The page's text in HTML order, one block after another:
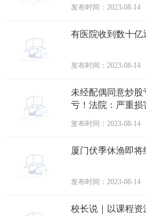
发布时间：2023-08-14
有医院收到数十
发布时间：2023-08-14
未经配偶同意炒
亏！法院：严重
发布时间：2023-08-14
厦门伏季休渔即
发布时间：2023-08-14
校长说｜以课程